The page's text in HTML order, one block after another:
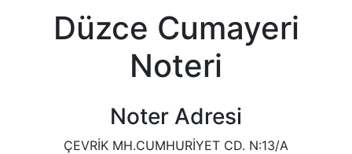
Düzce Cumayeri
Noteri
Noter Adresi
ÇEVRİK MH.CUMHURİYET CD. N:13/A